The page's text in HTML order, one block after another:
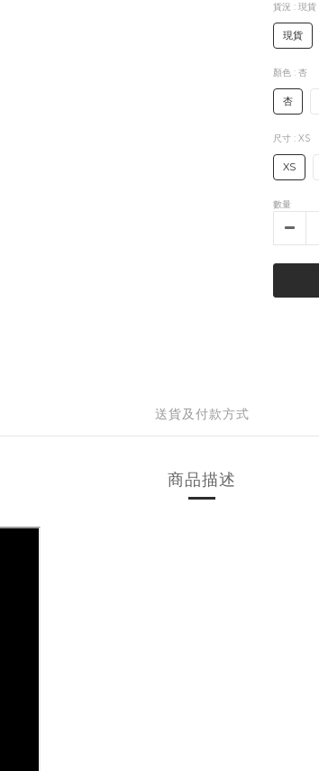
貨況 : 現貨
現貨
顏色 : 杏
杏
尺寸 : XS
XS
數量
送貨及付款方式
商品描述